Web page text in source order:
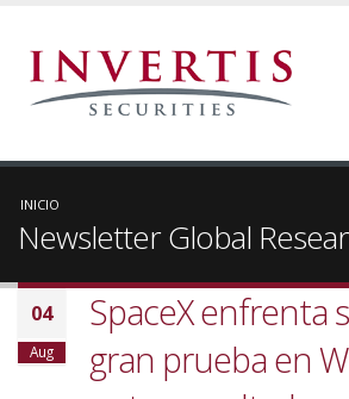
INICIO
Newsletter Global
04
Aug
SpaceX enfrenta
gran prueba en